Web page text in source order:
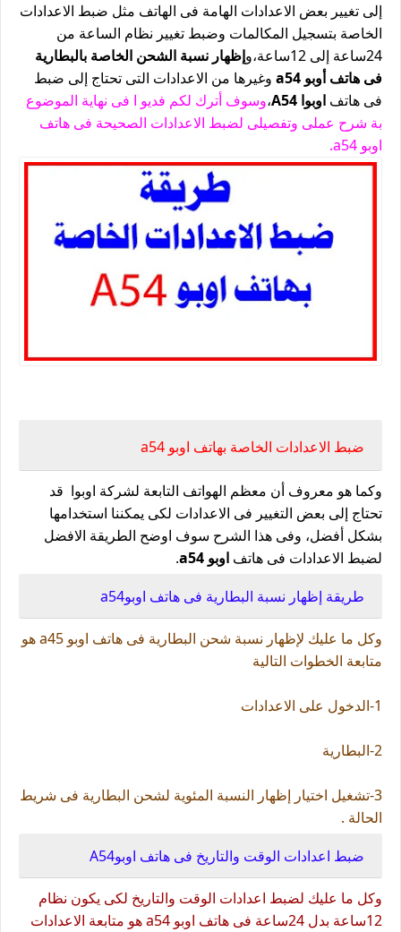
إلى تغيير بعض الاعدادات الهامة فى الهاتف مثل ضبط الاعدادات
الخاصة بتسجيل المكالمات وضبط تغيير نظام الساعة من
24ساعة إلى 12ساعة،و
إظهار نسبة الشحن الخاصة بالبطارية
فى هاتف أوبو a54
وغيرها من الاعدادات التى تحتاج إلى ضبط
فى هاتف اوبوا A54 ،وسوف أترك لكم فديو ا فى نهاية الموضوع
بة شرح عملى وتفصيلى لضبط الاعدادات الصحيحة فى هاتف
اوبو a54.
ضبط الاعدادات الخاصة بهاتف اوبو a54
وكما هو معروف أن معظم الهواتف التابعة لشركة اوبوا قد
تحتاج إلى بعض التغيير فى الاعدادات لكى يمكننا استخدامها
بشكل أفضل، وفى هذا الشرح سوف اوضح الطريقة الافضل
لضبط الاعدادات فى هاتف اوبو a54
.
طريقة إظهار نسبة البطارية فى هاتف اوبوa54
وكل ما عليك لإظهار نسبة شحن البطارية فى هاتف اوبو a45 هو
متابعة الخطوات التالية
1-الدخول على الاعدادات
2-البطارية
3-تشغيل اختيار إظهار النسبة المئوية لشحن البطارية فى شريط
الحالة .
ضبط اعدادات الوقت والتاريخ فى هاتف اوبوA54
وكل ما عليك لضبط اعدادات الوقت والتاريخ لكى يكون نظام
12ساعة بدل 24ساعة فى هاتف اوبو a54 هو متابعة الاعدادات